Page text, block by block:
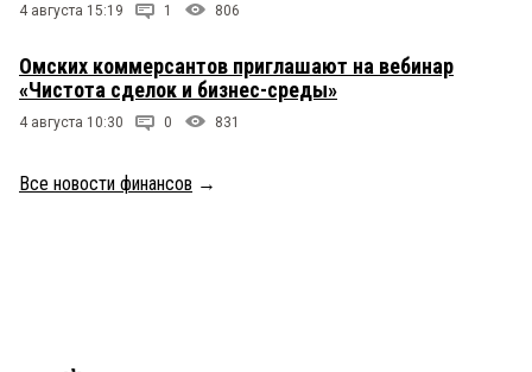
4 августа 15:19 1 806
Омских коммерсантов приглашают на вебинар
«Чистота сделок и бизнес-среды»
4 августа 10:30 0 831
Все новости финансов →